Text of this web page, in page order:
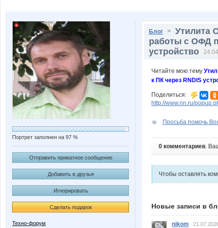
Портрет заполнен на 97 %
Отправить приватное сообщение
Добавить в друзья
Игнорировать
Сделать подарок
Техно-форум
Блог > Утилита
работы с ОФД
устройство
Читайте мою тему
к ПК через RNDIS
Поделиться:
http://www.nn.ru/
Просьба помочь
0 комментариев.
Чтобы оставлять
Новые записи в
nikom